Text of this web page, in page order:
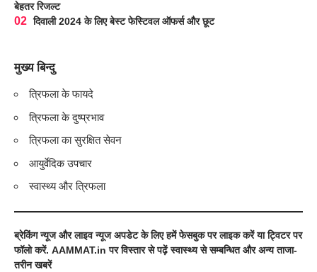
बेहतर रिजल्ट
दिवाली 2024 के लिए बेस्ट फेस्टिवल ऑफर्स और छूट
मुख्य बिन्दु
त्रिफला के फायदे
त्रिफला के दुष्प्रभाव
त्रिफला का सुरक्षित सेवन
आयुर्वेदिक उपचार
स्वास्थ्य और त्रिफला
ब्रेकिंग न्यूज और लाइव न्यूज अपडेट के लिए हमेंफेसबुकपर लाइक करें याट्विटरपर
फॉलो करें. AAMMAT.in पर विस्तार से पढ़ें स्वास्थ्यसे सम्बन्धितऔर अन्य ताजा-
तरीन खबरें